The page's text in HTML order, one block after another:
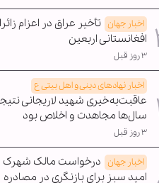
اخبار جهان تأخیر عراق در اعزام
افغانستانی اربعین
۳ روز قبل
اخبار نهادهای دینی و اهل بیتی ع
عاقبت‌به‌خیری شهید لاریجانی
سال‌ها مجاهدت و اخلاص بود
۳ روز قبل
اخبار جهان درخواست مالک شهرک
امید سبز برای بازنگری در مصادره